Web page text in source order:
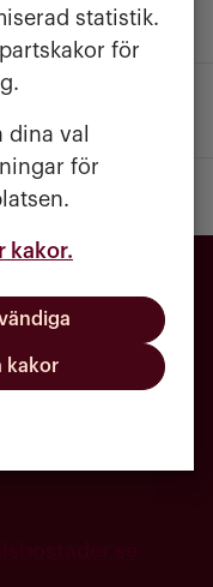
statistik.
för
dina val
för
kakor.
kakor